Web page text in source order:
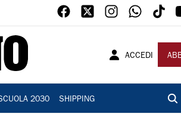
ACCEDI
2030 SHIPPING